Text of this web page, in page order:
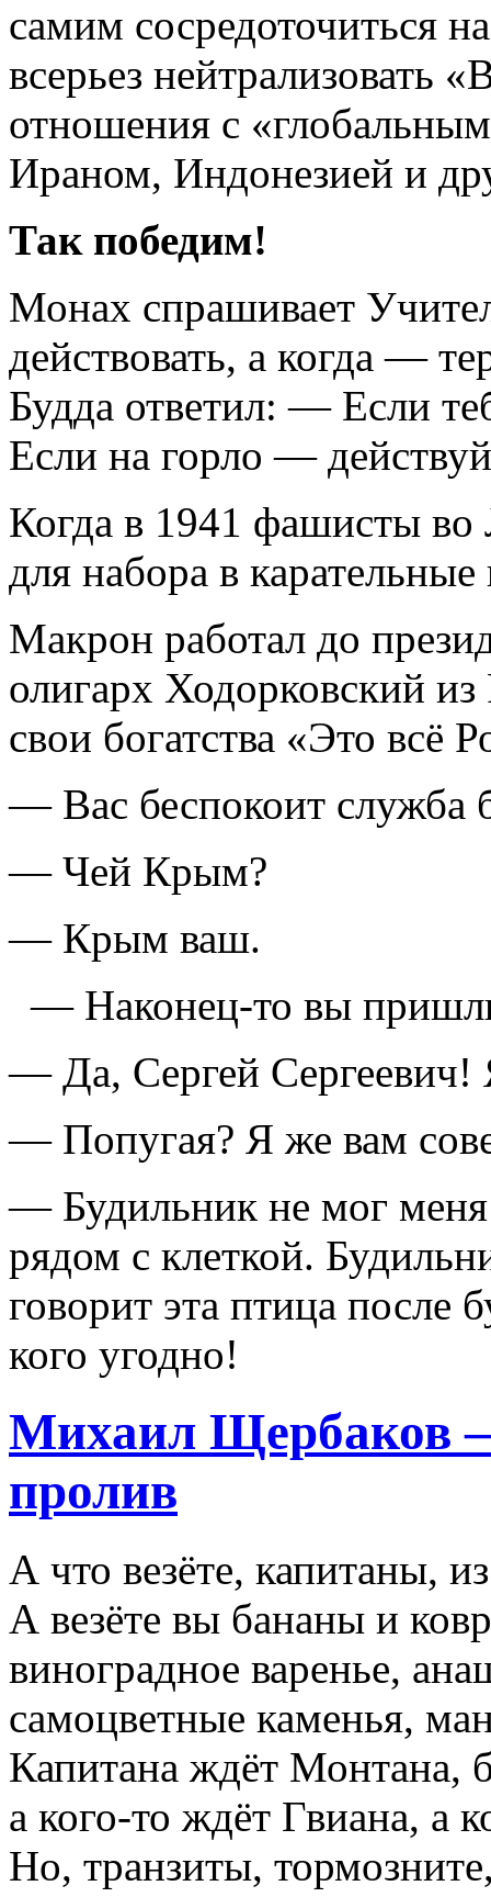
самим сосредоточиться
всерьез нейтрализовать
отношения с
Ираном, Индонезией и
Так победим!
Монах спрашивает
действовать, а когда —
Будда ответил: — Если
Если на горло —
Когда в 1941 фашисты во
для набора в
Макрон работал до
олигарх Ходорковский
свои богатства «Это всё
— Вас беспокоит служба
— Чей Крым?
— Крым ваш.
— Hаконец-то вы
— Да, Сергей Сергеевич!
— Попугая? Я же вам
— Будильник не мог меня
pядом с клеткой.
говоpит эта птица после
кого угодно!
Михаил Щербаков
пролив
А что везёте, капитаны,
А везёте вы бананы и
виноградное варенье,
самоцветные каменья,
Капитана ждёт
а кого-то ждёт Гвиана, а
Но, транзиты,